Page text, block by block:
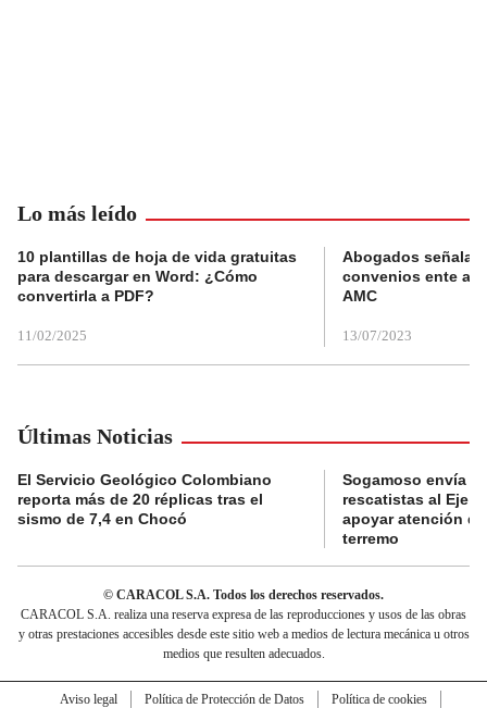
Lo más leído
10 plantillas de hoja de vida gratuitas
para descargar en Word: ¿Cómo
convertirla a PDF?
11/02/2025
Abogados
convenios ente
AMC
13/07/2023
Últimas Noticias
El Servicio Geológico Colombiano
reporta más de 20 réplicas tras el
sismo de 7,4 en Chocó
Sogamoso envía
rescatistas al Eje
apoyar atención
terremo
© CARACOL S.A. Todos los derechos reservados.
CARACOL S.A. realiza una reserva expresa de las reproducciones y usos de las obras
y otras prestaciones accesibles desde este sitio web a medios de lectura mecánica u otros
medios que resulten adecuados.
Aviso legal Política de Protección de Datos
Política de cookies